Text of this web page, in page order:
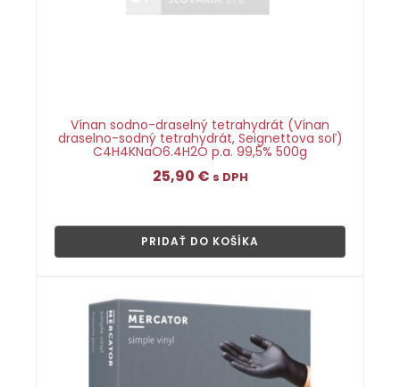
Vínan sodno-draselný tetrahydrát (Vínan
draselno-sodný tetrahydrát, Seignettova soľ)
C4H4KNaO6.4H2O p.a. 99,5% 500g
25,90 € s DPH
PRIDAŤ DO KOŠÍKA